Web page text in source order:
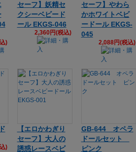
)
セーフ】妖精セ
クシーベビード
ール EKGS-046
2,360円(税込)
セーフ】やわら
かホワイトベビ
ードール EKGS-
045
2,088円(税込)
)
【エロかわぎり
セーフ】大人の
誘惑レースベビ
GB-644 オペラ
ドールセット
ピンク